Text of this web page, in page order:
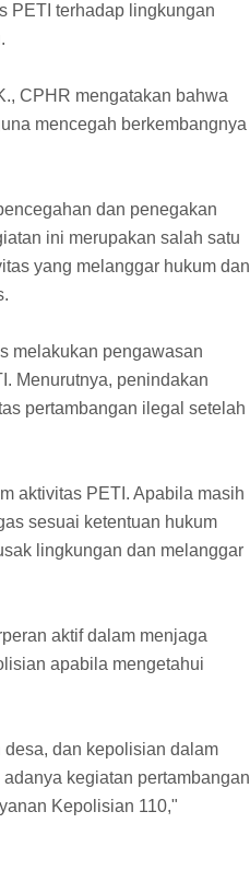
PETI terhadap lingkungan
CPHR mengatakan bahwa
mencegah berkembangnya
dan penegakan
ini merupakan salah satu
yang melanggar hukum dan
melakukan pengawasan
Menurutnya, penindakan
pertambangan ilegal setelah
aktivitas PETI. Apabila masih
sesuai ketentuan hukum
lingkungan dan melanggar
aktif dalam menjaga
apabila mengetahui
dan kepolisian dalam
kegiatan pertambangan
Kepolisian 110,"